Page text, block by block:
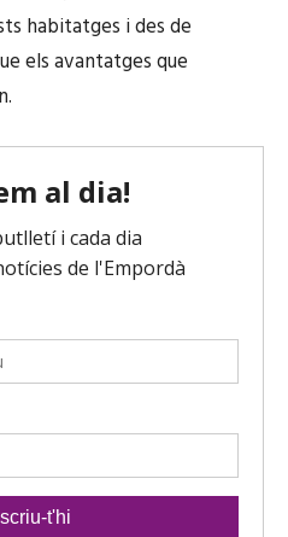
habitatges i des de
els avantatges que